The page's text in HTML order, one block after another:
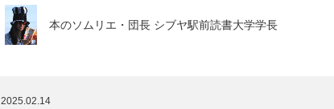
本のソムリエ・団長 シブヤ駅前読書大学学長
2025.02.14